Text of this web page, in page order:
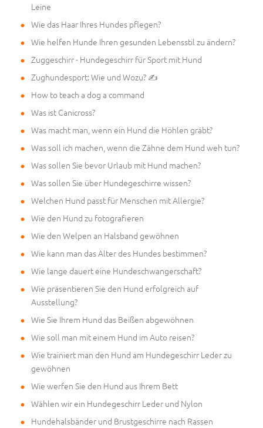
Leine
Wie das Haar Ihres Hundes pflegen?
Wie helfen Hunde Ihren gesunden Lebensstil zu ändern?
Zuggeschirr - Hundegeschirr für Sport mit Hund
Zughundesport: Wie und Wozu? ✍
How to teach a dog a command
Was ist Canicross?
Was macht man, wenn ein Hund die Höhlen gräbt?
Was soll ich machen, wenn die Zähne dem Hund weh tun?
Was sollen Sie bevor Urlaub mit Hund machen?
Was sollen Sie über Hundegeschirre wissen?
Welchen Hund passt für Menschen mit Allergie?
Wie den Hund zu fotografieren
Wie den Welpen an Halsband gewöhnen
Wie kann man das Alter des Hundes bestimmen?
Wie lange dauert eine Hundeschwangerschaft?
Wie präsentieren Sie den Hund erfolgreich auf
Ausstellung?
Wie Sie Ihrem Hund das Beißen abgewöhnen
Wie soll man mit einem Hund im Auto reisen?
Wie trainiert man den Hund am Hundegeschirr Leder zu
gewöhnen
Wie werfen Sie den Hund aus Ihrem Bett
Wählen wir ein Hundegeschirr Leder und Nylon
Hundehalsbänder und Brustgeschirre nach Rassen